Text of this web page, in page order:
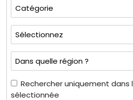
Rechercher uniquement dans
sélectionnée